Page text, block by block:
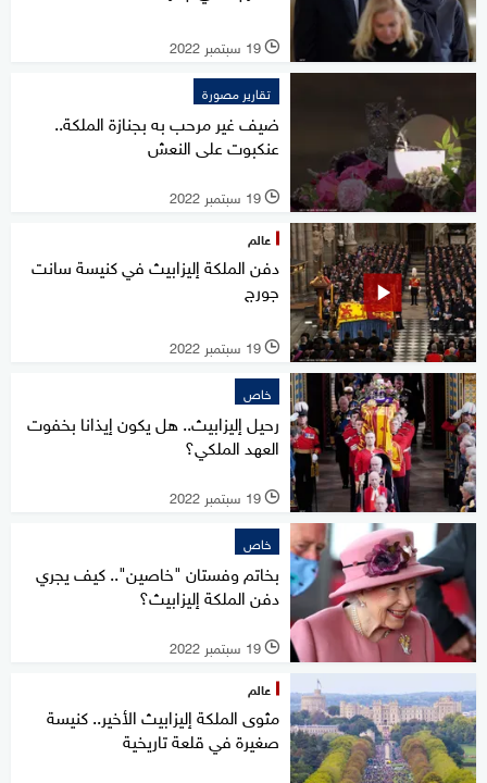
l 19 سبتمبر 2022
تقارير مصورة
ضيف غير مرحب به بجنازة الملكة..
عنكبوت على النعش
l 19 سبتمبر 2022
عالم
دفن الملكة إليزابيث في كنيسة سانت
جورج
l 19 سبتمبر 2022
خاص
رحيل إليزابيث.. هل يكون إيذانا بخفوت
العهد الملكي؟
l 19 سبتمبر 2022
خاص
بخاتم وفستان "خاصين".. كيف يجري
دفن الملكة إليزابيث؟
l 19 سبتمبر 2022
عالم
مثوى الملكة إليزابيث الأخير.. كنيسة
صغيرة في قلعة تاريخية